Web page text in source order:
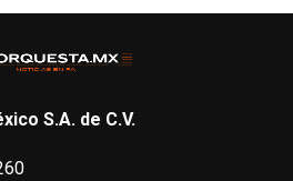
S.A. de C.V.